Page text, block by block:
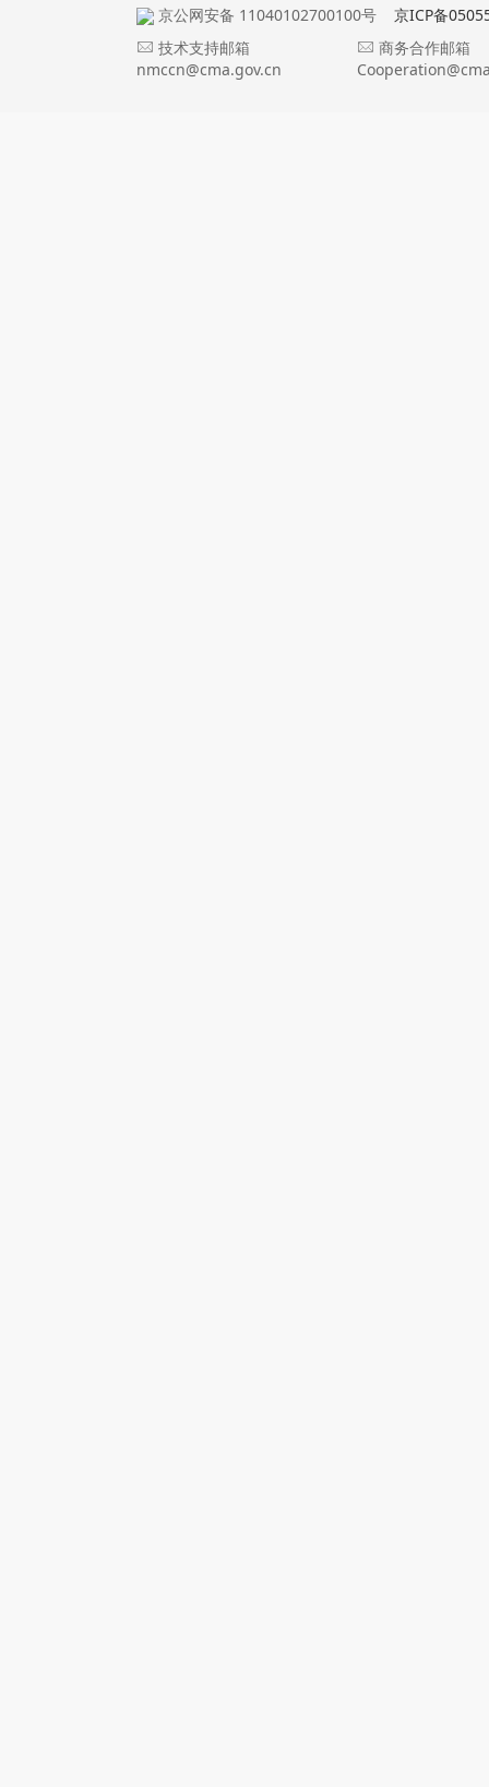
京公网安备 11040102700100号
京ICP备
技术支持邮箱
nmccn@cma.gov.cn
商务合作邮箱